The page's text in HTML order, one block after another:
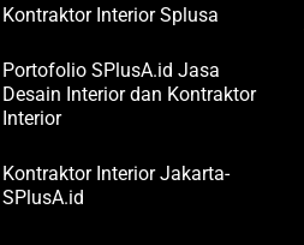
Kontraktor Interior Splusa
Portofolio SPlusA.id Jasa
Desain Interior dan Kontraktor
Interior
Kontraktor Interior Jakarta-
SPlusA.id